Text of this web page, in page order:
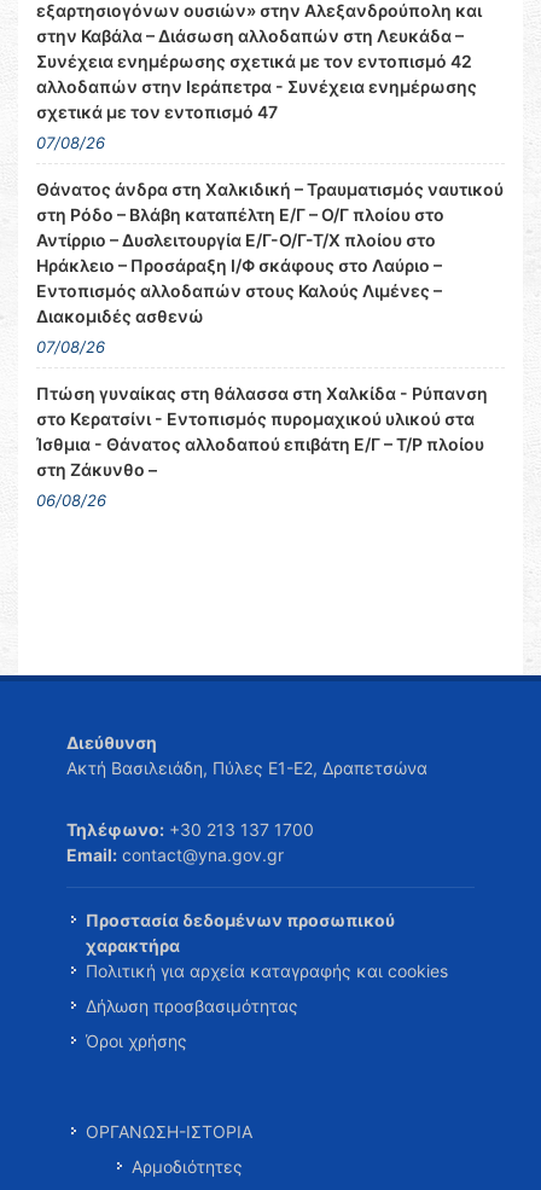
εξαρτησιογόνων ουσιών» στην Αλεξανδρούπολη και
στην Καβάλα – Διάσωση αλλοδαπών στη Λευκάδα –
Συνέχεια ενημέρωσης σχετικά με τον εντοπισμό 42
αλλοδαπών στην Ιεράπετρα - Συνέχεια ενημέρωσης
σχετικά με τον εντοπισμό 47
07/08/26
Θάνατος άνδρα στη Χαλκιδική – Τραυματισμός ναυτικού
στη Ρόδο – Βλάβη καταπέλτη Ε/Γ – Ο/Γ πλοίου στο
Αντίρριο – Δυσλειτουργία Ε/Γ-Ο/Γ-Τ/Χ πλοίου στο
Ηράκλειο – Προσάραξη Ι/Φ σκάφους στο Λαύριο –
Εντοπισμός αλλοδαπών στους Καλούς Λιμένες –
Διακομιδές ασθενώ
07/08/26
Πτώση γυναίκας στη θάλασσα στη Χαλκίδα - Ρύπανση
στο Κερατσίνι - Εντοπισμός πυρομαχικού υλικού στα
Ίσθμια - Θάνατος αλλοδαπού επιβάτη Ε/Γ – Τ/Ρ πλοίου
στη Ζάκυνθο –
06/08/26
Διεύθυνση
Ακτή Βασιλειάδη, Πύλες Ε1-Ε2, Δραπετσώνα
Τηλέφωνο: +30 213 137 1700
Email: contact@yna.gov.gr
Προστασία δεδομένων προσωπικού
χαρακτήρα
Πολιτική για αρχεία καταγραφής και cookies
Δήλωση προσβασιμότητας
Όροι χρήσης
ΟΡΓΑΝΩΣΗ-ΙΣΤΟΡΙΑ
Αρμοδιότητες